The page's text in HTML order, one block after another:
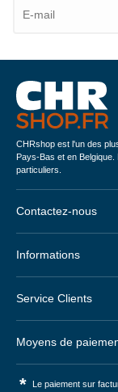
CHRshop est l'un des
Pays-Bas et en
particuliers.
Contactez-nous
Informations
Service Clients
Moyens de
* Le paiement sur